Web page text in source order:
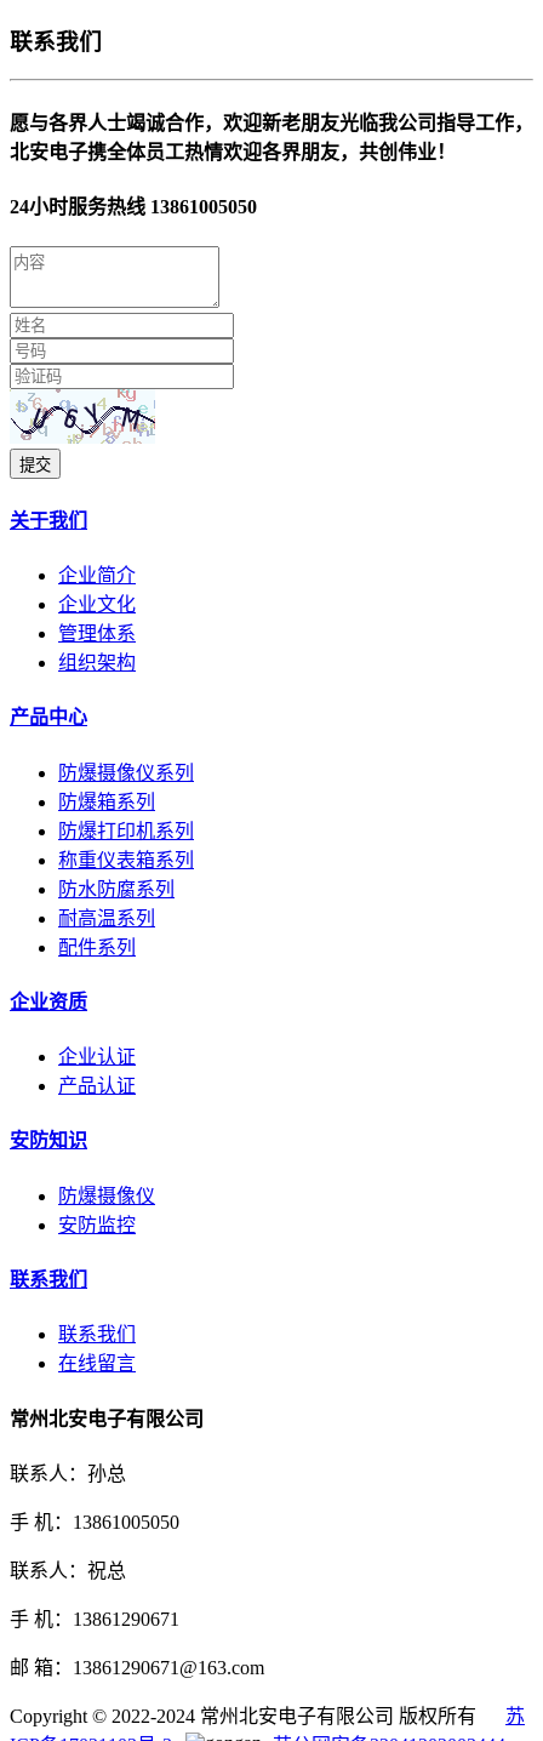
联系我们
愿与各界人士竭诚合作，欢迎新老朋友光临我公司指导工作，
北安电子携全体员工热情欢迎各界朋友，共创伟业！
24小时服务热线 13861005050
提交
关于我们
企业简介
企业文化
管理体系
组织架构
产品中心
防爆摄像仪系列
防爆箱系列
防爆打印机系列
称重仪表箱系列
防水防腐系列
耐高温系列
配件系列
企业资质
企业认证
产品认证
安防知识
防爆摄像仪
安防监控
联系我们
联系我们
在线留言
常州北安电子有限公司
联系人：孙总
手 机：13861005050
联系人：祝总
手 机：13861290671
邮 箱：13861290671@163.com
Copyright © 2022-2024 常州北安电子有限公司 版权所有 苏